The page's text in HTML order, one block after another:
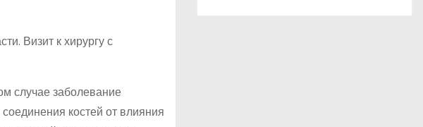
Визит к хирургу с
случае заболевание
костей от влияния